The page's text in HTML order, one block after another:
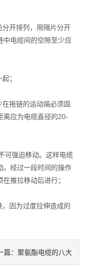
开排列，用隔片分开
中电缆间的空隙至少应
；
拖链的运动端必须固
离应为电缆直径的20-
可强迫移动。这样电缆
。经过一段时间的操作
推拉移动后进行；
因为过度拉伸造成的
篇： 聚氨酯电缆的八大